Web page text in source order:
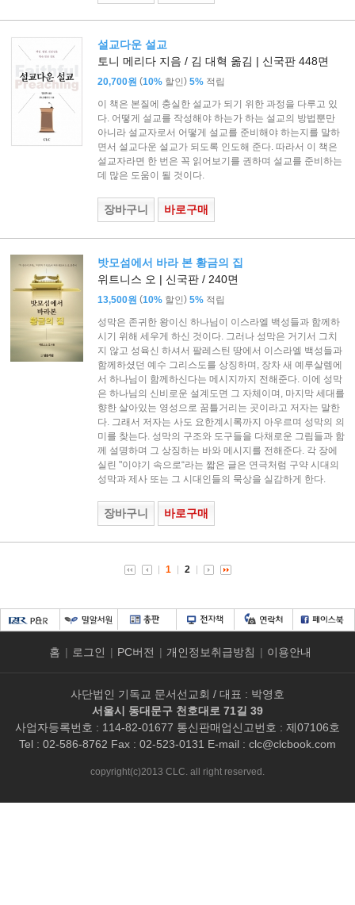
설교다운 설교
토니 메리다 지음 / 김 대혁 옮김 | 신국판 448면
20,700원 (10% 할인) 5% 적립
이 책은 본질에 충실한 설교가 되기 위한 과정을 다루고 있
다. 어떻게 설교를 작성해야 하는가 하는 설교의 방법뿐만
아니라 설교자로서 어떻게 설교를 준비해야 하는지를 말하
면서 설교다운 설교가 되도록 인도해 준다. 따라서 이 책은
설교자라면 한 번은 꼭 읽어보기를 권하며 설교를 준비하는
데 많은 도움이 될 것이다.
장바구니 바로구매
밧모섬에서 바라 본 황금의 집
위트니스 오 | 신국판 / 240면
13,500원 (10% 할인) 5% 적립
성막은 존귀한 왕이신 하나님이 이스라엘 백성들과 함께하
시기 위해 세우게 하신 것이다. 그러나 성막은 거기서 그치
지 않고 성육신 하셔서 팔레스틴 땅에서 이스라엘 백성들과
함께하셨던 예수 그리스도를 상징하며, 장차 새 예루살렘에
서 하나님이 함께하신다는 메시지까지 전해준다. 이에 성막
은 하나님의 신비로운 설계도면 그 자체이며, 마지막 세대를
향한 살아있는 영성으로 꿈틀거리는 곳이라고 저자는 말한
다. 그래서 저자는 사도 요한계시록까지 아우르며 성막의 의
미를 찾는다. 성막의 구조와 도구들을 다채로운 그림들과 함
께 설명하며 그 상징하는 바와 메시지를 전해준다. 각 장에
실린 "이야기 속으로“라는 짧은 글은 연극처럼 구약 시대의
성막과 제사 또는 그 시대인들의 묵상을 실감하게 한다.
장바구니 바로구매
1 2
홈 | 로그인 | PC버전 | 개인정보취급방침 | 이용안내
사단법인 기독교 문서선교회 / 대표 : 박영호
서울시 동대문구 천호대로 71길 39
사업자등록번호 : 114-82-01677 통신판매업신고번호 : 제07106호
Tel : 02-586-8762 Fax : 02-523-0131 E-mail : clc@clcbook.com
copyright(c)2013 CLC. all right reserved.